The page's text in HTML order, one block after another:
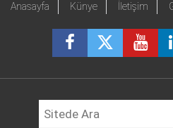
Anasayfa Künye İletişim